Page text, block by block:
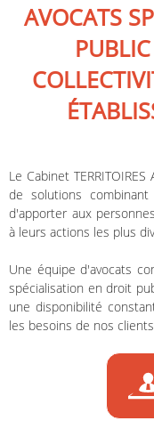
AVOCATS
Le Cabinet
de solutions
d'apporter aux
à leurs actions les plus
Une équipe d'avocats
spécialisation en droit
une disponibilité
les besoins de nos